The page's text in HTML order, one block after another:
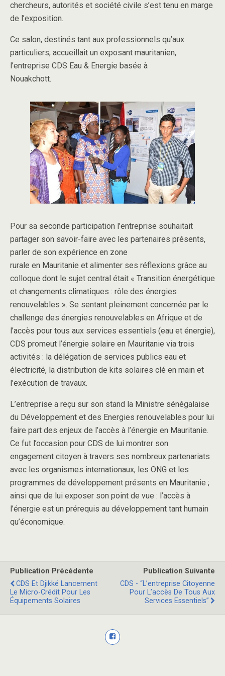
chercheurs, autorités et société civile s’est tenu en marge
de l’exposition.
Ce salon, destinés tant aux professionnels qu’aux
particuliers, accueillait un exposant mauritanien,
l’entreprise CDS Eau & Energie basée à
Nouakchott.
Pour sa seconde participation l’entreprise souhaitait
partager son savoir-faire avec les partenaires présents,
parler de son expérience en zone
rurale en Mauritanie et alimenter ses réflexions grâce au
colloque dont le sujet central était « Transition énergétique
et changements climatiques : rôle des énergies
renouvelables ». Se sentant pleinement concernée par le
challenge des énergies renouvelables en Afrique et de
l’accès pour tous aux services essentiels (eau et énergie),
CDS promeut l’énergie solaire en Mauritanie via trois
activités : la délégation de services publics eau et
électricité, la distribution de kits solaires clé en main et
l’exécution de travaux.
L’entreprise a reçu sur son stand la Ministre sénégalaise
du Développement et des Energies renouvelables pour lui
faire part des enjeux de l’accès à l’énergie en Mauritanie.
Ce fut l’occasion pour CDS de lui montrer son
engagement citoyen à travers ses nombreux partenariats
avec les organismes internationaux, les ONG et les
programmes de développement présents en Mauritanie ;
ainsi que de lui exposer son point de vue : l’accès à
l’énergie est un prérequis au développement tant humain
qu’économique.
Publication Précédente
CDS Et Djikké Lancement
Le Micro-Crédit Pour Les
Équipements Solaires
Publication Suivante
CDS - “l’entreprise Citoyenne
Pour L’accès De Tous Aux
Services Essentiels”